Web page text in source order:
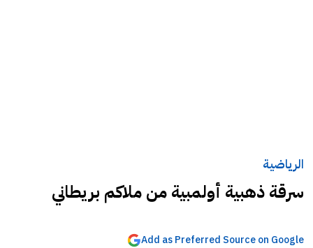
الرياضية
سرقة ذهبية أولمبية من ملاكم بريطاني
Add as Preferred Source on Google